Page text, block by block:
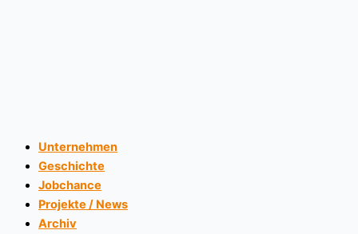
Unternehmen
Geschichte
Jobchance
Projekte / News
Archiv